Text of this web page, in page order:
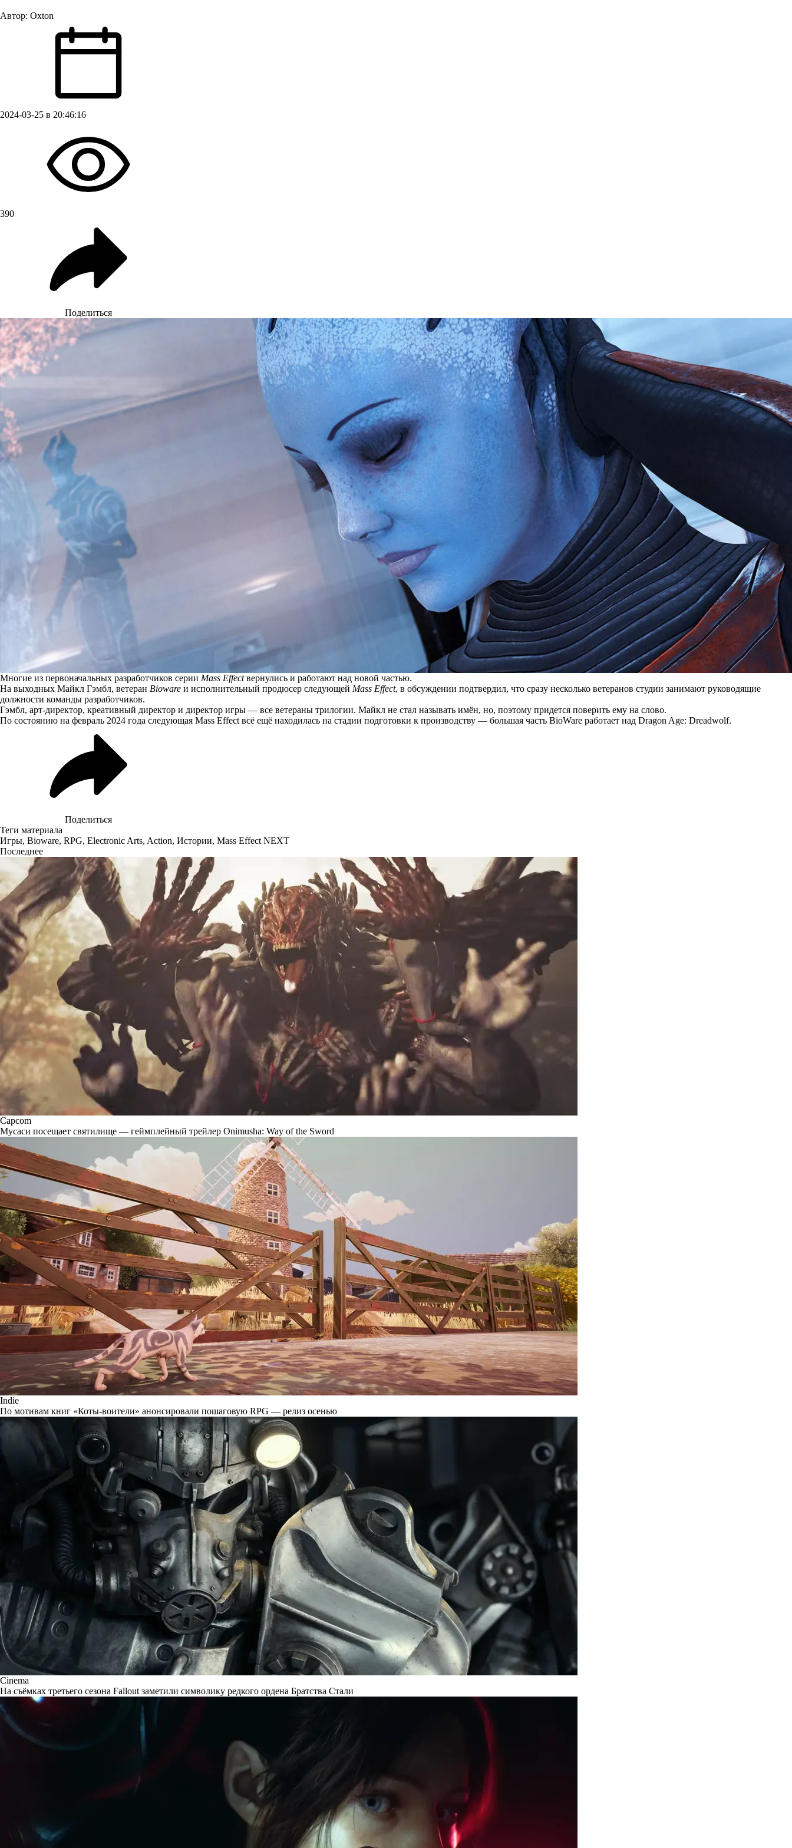
Автор: Oxton
2024-03-25 в 20:46:16
390
Поделиться
Многие из первоначальных разработчиков серии Mass Effectвернулись и работают над новой частью.
На выходных Майкл Гэмбл, ветеран Bioware и исполнительный продюсер следующей Mass Effect, в обсуждении подтвердил, что сразу несколько ветеранов студии занимают руководящие
должности команды разработчиков.
Гэмбл, арт-директор, креативный директор и директор игры — все ветераны трилогии. Майкл не стал называть имён, но, поэтому придется поверить ему на слово.
По состоянию на февраль 2024 года следующая Mass Effect всё ещё находилась на стадии подготовки к производству — большая часть BioWare работает над Dragon Age: Dreadwolf.
Поделиться
Теги материала
Игры, Bioware, RPG, Electronic Arts, Action, Истории, Mass Effect NEXT
Последнее
Capcom
Мусаси посещает святилище — геймплейный трейлер Onimusha: Way of the Sword
Indie
По мотивам книг «Коты-воители» анонсировали пошаговую RPG — релиз осенью
Cinema
На съёмках третьего сезона Fallout заметили символику редкого ордена Братства Стали